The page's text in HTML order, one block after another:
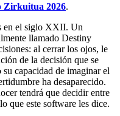
Zirkuitua 2026.
en el siglo XXII. Un
llamado Destiny
al cerrar los ojos, le
de la decisión que se
capacidad de imaginar el
ha desaparecido.
tendrá que decidir entre
que este software les dice.